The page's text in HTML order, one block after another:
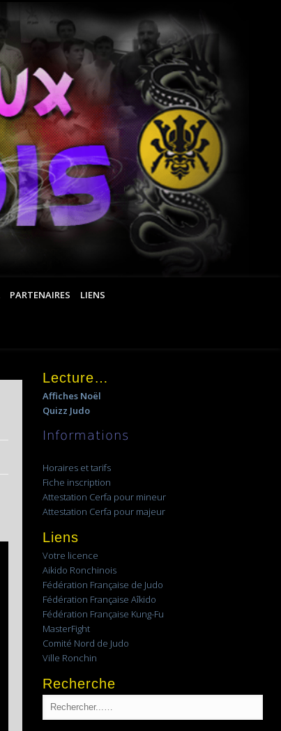
PARTENAIRES LIENS
Lecture…
Affiches Noël
Quizz Judo
Informations
Horaires et tarifs
Fiche inscription
Attestation Cerfa pour mineur
Attestation Cerfa pour majeur
Liens
Votre licence
Aikido Ronchinois
Fédération Française de Judo
Fédération Française Aîkido
Fédération Française Kung-Fu
MasterFight
Comité Nord de Judo
Ville Ronchin
Recherche